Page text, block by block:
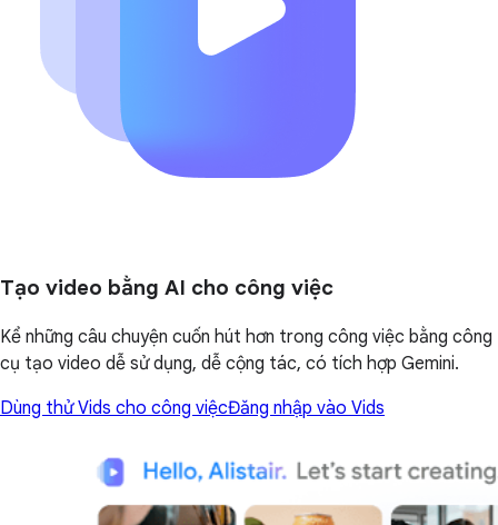
Tạo video bằng AI cho công việc
Kể những câu chuyện cuốn hút hơn trong công việc bằng công
cụ tạo video dễ sử dụng, dễ cộng tác, có tích hợp Gemini.
Dùng thử Vids cho công việcĐăng nhập vào Vids